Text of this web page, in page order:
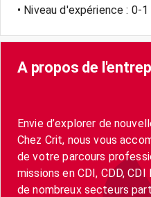
• Niveau d'expérience : 0-1
A propos de
Envie d’explorer de
Chez Crit, nous vous
de votre parcours
missions en CDI, CDD,
de nombreux secteurs